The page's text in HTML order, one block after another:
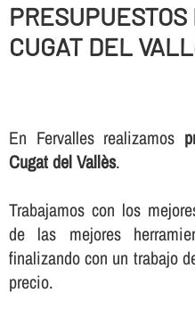
CUGAT DEL
En Fervalles realizamos
Cugat del Vallès.
Trabajamos con los
de las mejores
finalizando con un trabajo
precio.